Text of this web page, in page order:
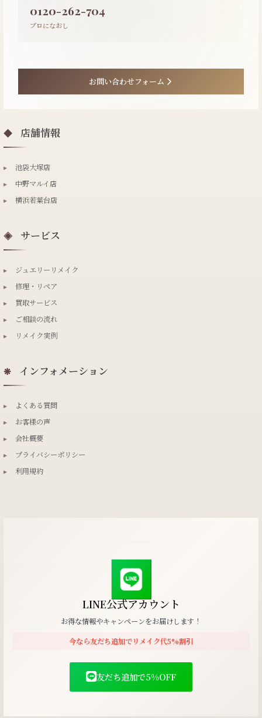
0120-262-704
プロになおし
お問い合わせフォーム
◆ 店舗情報
▸
池袋大塚店
▸
中野マルイ店
▸
横浜若葉台店
◈ サービス
▸
ジュエリーリメイク
▸
修理・リペア
▸
買取サービス
▸
ご相談の流れ
▸
リメイク実例
❋ インフォメーション
▸
よくある質問
▸
お客様の声
▸
会社概要
▸
プライバシーポリシー
▸
利用規約
LINE公式アカウント
お得な情報やキャンペーンをお届けします！
今なら友だち追加でリメイク代5%割引
友だち追加で5%OFF